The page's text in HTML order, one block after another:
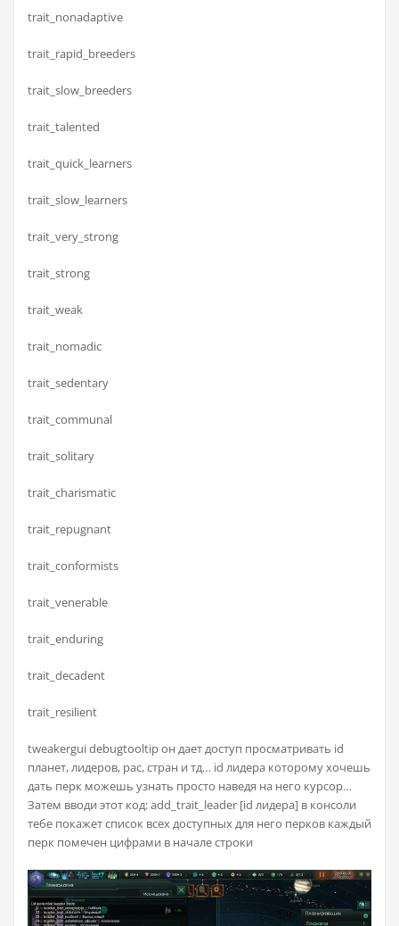
trait_nonadaptive
trait_rapid_breeders
trait_slow_breeders
trait_talented
trait_quick_learners
trait_slow_learners
trait_very_strong
trait_strong
trait_weak
trait_nomadic
trait_sedentary
trait_communal
trait_solitary
trait_charismatic
trait_repugnant
trait_conformists
trait_venerable
trait_enduring
trait_decadent
trait_resilient
tweakergui debugtooltip он дает доступ просматривать id
планет, лидеров, рас, стран и тд… id лидера которому хочешь
дать перк можешь узнать просто наведя на него курсор…
Затем вводи этот код: add_trait_leader [id лидера] в консоли
тебе покажет список всех доступных для него перков каждый
перк помечен цифрами в начале строки